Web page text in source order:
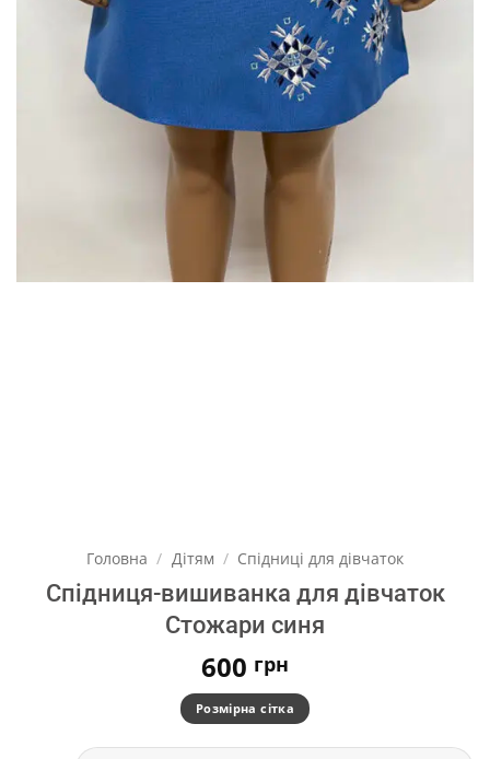
Головна / Дітям / Спідниці для дівчаток
Спідниця-вишиванка для дівчаток
Стожари синя
600 грн
Розмірна сітка